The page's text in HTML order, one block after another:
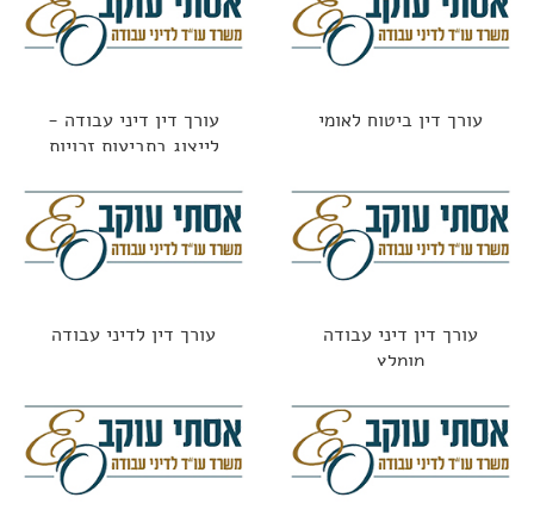
עורך דין ביטוח לאומי
עורך דין דיני עבודה -
לייצוג בתביעות זכויות
הקורונה
עורך דין דיני עבודה
מומלץ
עורך דין לדיני עבודה